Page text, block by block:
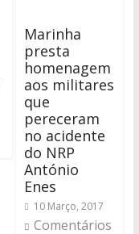
Marinha
presta
homenagem
aos militares
que
pereceram
no acidente
do NRP
António
Enes
10 Março, 2017
Comentários